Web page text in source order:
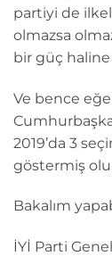
partiyi de
olmazsa
bir güç
Ve bence
2019’da 3
göstermiş
Bakalım
İYİ Parti